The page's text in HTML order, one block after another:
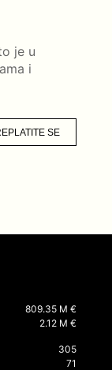
je u
i
SE
809.35 M €
2.12 M €
305
71